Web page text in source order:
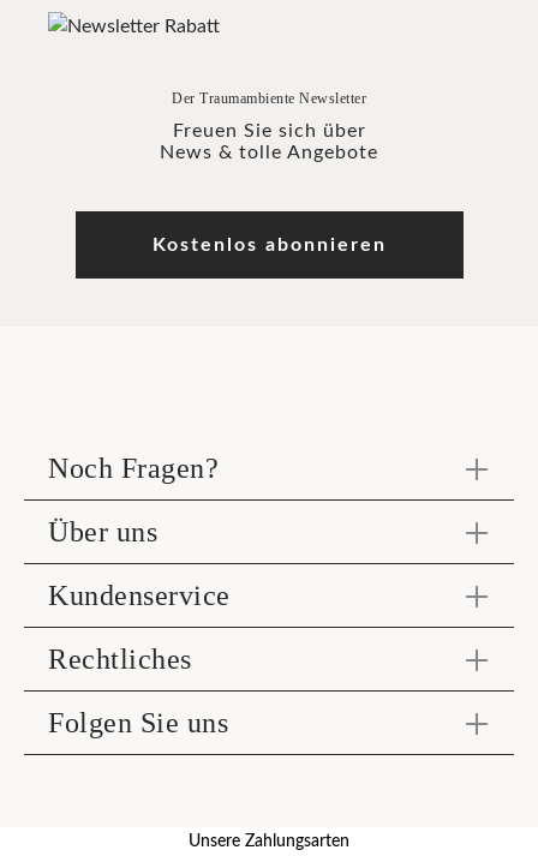
Der Traumambiente Newsletter
Freuen Sie sich über
News & tolle Angebote
Kostenlos abonnieren
Noch Fragen?
Über uns
Kundenservice
Rechtliches
Folgen Sie uns
Unsere Zahlungsarten